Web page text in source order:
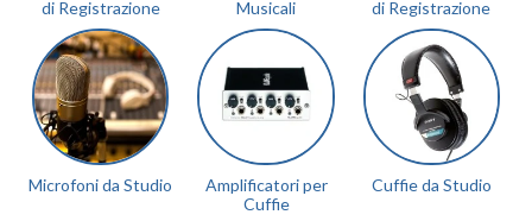
di Registrazione
Musicali
di Registrazione
Microfoni da Studio
Amplificatori per
Cuffie
Cuffie da Studio